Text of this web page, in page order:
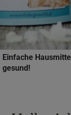
Einfache
gesund!